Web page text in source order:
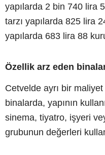
yapılarda 2 bin 740 lira
tarzı yapılarda 825 lira
yapılarda 683 lira 88
Özellik arz eden
Cetvelde ayrı bir
binalarda, yapının
sinema, tiyatro, işyeri
grubunun değerleri